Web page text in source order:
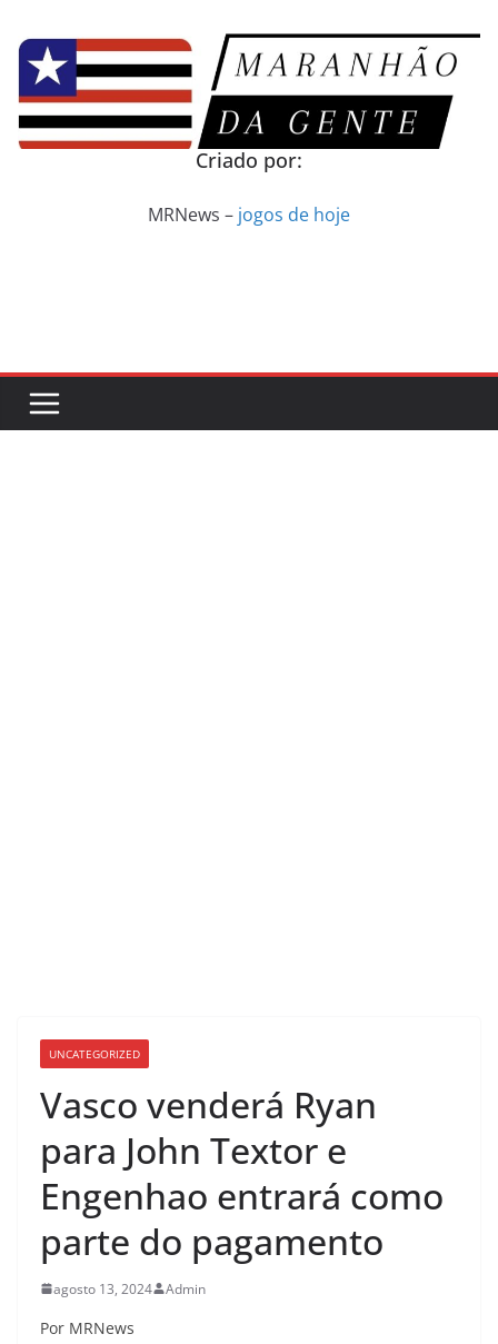
para
conteúdo
Criado por:
MRNews – jogos de hoje
UNCATEGORIZED
Vasco venderá Ryan
para John Textor e
Engenhao entrará como
parte do pagamento
agosto 13, 2024 Admin
Por MRNews